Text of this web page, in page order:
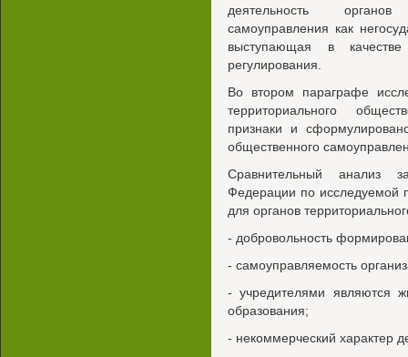
деятельность органов
самоуправления как
выступающая в качестве
регулирования.
Во втором параграфе
территориального
признаки и
общественного
Сравнительный анализ
Федерации по исследуемой
для органов
- добровольность
- самоуправляемость
- учредителями являются
образования;
- некоммерческий характер